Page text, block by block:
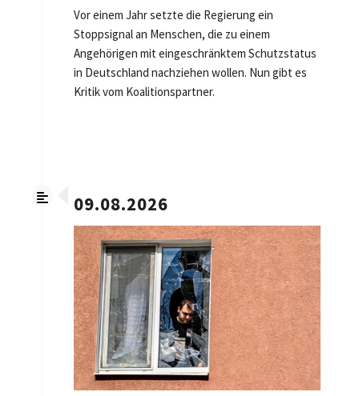
Vor einem Jahr setzte die Regierung ein
Stoppsignal an Menschen, die zu einem
Angehörigen mit eingeschränktem Schutzstatus
in Deutschland nachziehen wollen. Nun gibt es
Kritik vom Koalitionspartner.
09.08.2026